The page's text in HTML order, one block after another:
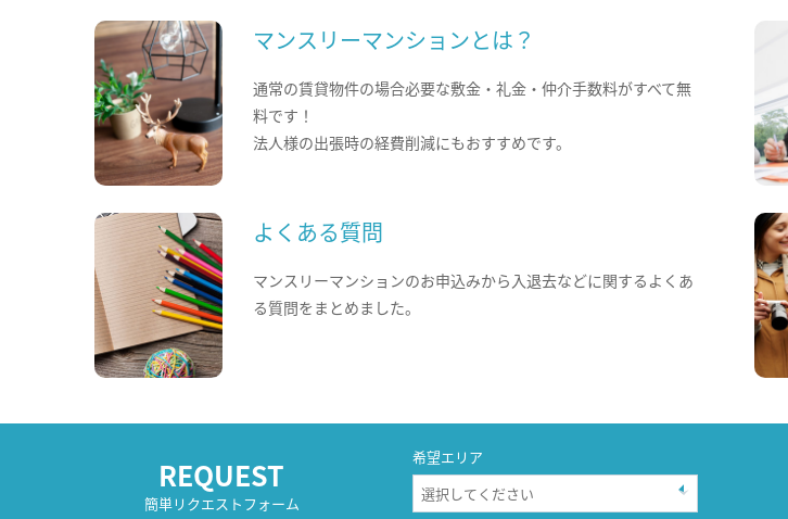
マンスリーマンションとは？
通常の賃貸物件の場合必要な敷金・礼金・仲介手数料がすべて無
料です！
法人様の出張時の経費削減にもおすすめです。
よくある質問
マンスリーマンションのお申込みから入退去などに関するよくあ
る質問をまとめました。
REQUEST
簡単リクエストフォーム
希望エリア